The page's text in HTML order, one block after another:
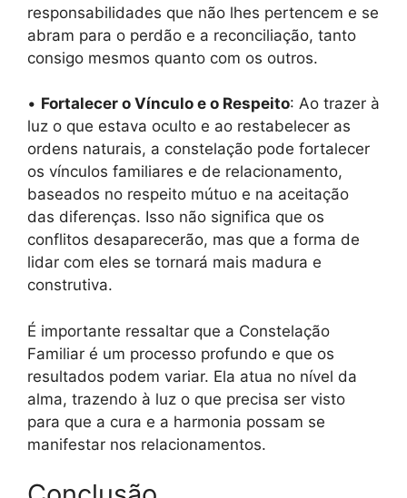
responsabilidades que não lhes pertencem e se
abram para o perdão e a reconciliação, tanto
consigo mesmos quanto com os outros.
• Fortalecer o Vínculo e o Respeito: Ao trazer à
luz o que estava oculto e ao restabelecer as
ordens naturais, a constelação pode fortalecer
os vínculos familiares e de relacionamento,
baseados no respeito mútuo e na aceitação
das diferenças. Isso não significa que os
conflitos desaparecerão, mas que a forma de
lidar com eles se tornará mais madura e
construtiva.
É importante ressaltar que a Constelação
Familiar é um processo profundo e que os
resultados podem variar. Ela atua no nível da
alma, trazendo à luz o que precisa ser visto
para que a cura e a harmonia possam se
manifestar nos relacionamentos.